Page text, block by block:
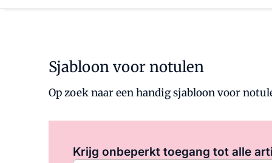
Sjabloon voor notulen
Op zoek naar een handig sjabloon voor
Krijg onbeperkt toegang tot alle